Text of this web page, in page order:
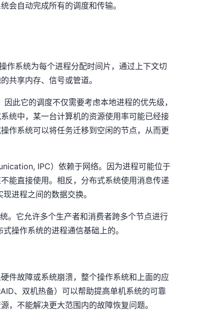
会自动完成所有的调度和传输。
作系统为每个进程分配时间片，通过上下文切
共享内存、信号或管道。
此它的调度不仅需要考虑本地进程的优先级，
统中，某一台计算机的资源使用率可能已经接
作系统可以将任务迁移到空闲的节点，从而更
IPC）依赖于网络。因为进程可能位于
能直接使用。相反，分布式系统使用消息传递
进程之间的数据交换。
。它允许多个生产者和消费者跨多个节点进行
操作系统的进程通信基础上的。
件故障或系统崩溃，整个操作系统和上面的应
、双机热备）可以帮助提高单机系统的可靠
，不能解决更大范围内的故障恢复问题。